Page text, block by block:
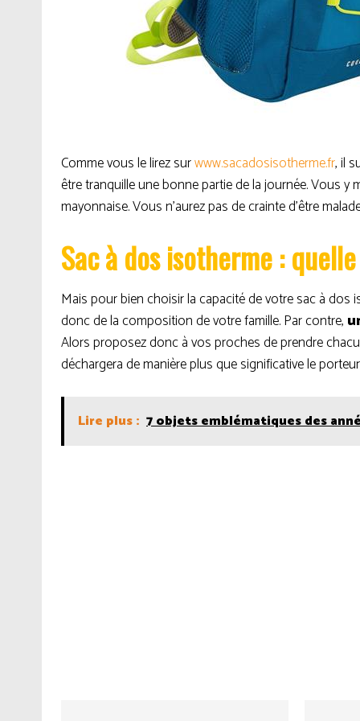
Comme vous le lirez surwww.sacadosisotherme.fr, il
être tranquille une bonne partie de la journée. Vous
mayonnaise. Vous n’aurez pas de crainte d’être
Sac à dos isotherme :
Mais pour bien choisir la capacité de votre sac à
donc de la composition de votre famille. Par contre,
Alors proposez donc à vos proches de prendre
déchargera de manière plus que significative le
Lire plus : 7 objets emblématiques des